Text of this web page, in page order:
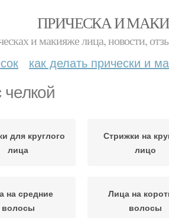
ПРИЧЕСКА И
и макияже лица, новости,
как делать прически и
для круглого
лица
Стрижки на
лицо
на средние
волосы
Лица на
волосы